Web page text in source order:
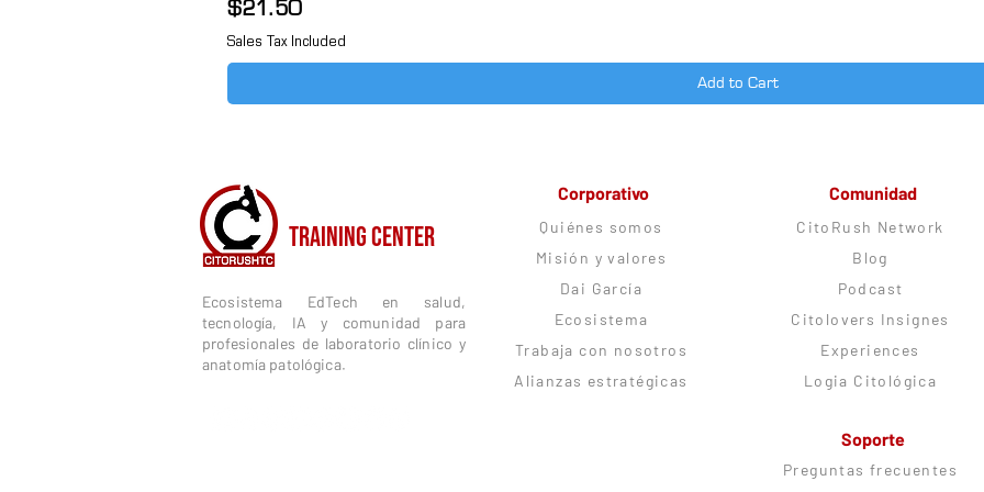
Price
$21.50
Sales Tax Included
Add to Cart
TRAINING CENTER
Ecosistema EdTech en salud,
tecnología, IA y comunidad para
profesionales de laboratorio clínico y
anatomía patológica.
Corporativo
Quiénes somos
Misión y valores
Dai García
Ecosistema
Trabaja con nosotros
Alianzas estratégicas
Comunidad
CitoRush Network
Blog
Podcast
Citolovers Insignes
Experiences
Logia Citológica
Soporte
Preguntas frecuentes